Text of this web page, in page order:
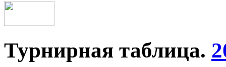
Турнирная таблица.